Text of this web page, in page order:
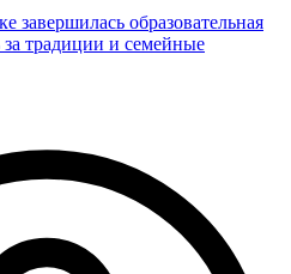
завершилась образовательная
традиции и семейные